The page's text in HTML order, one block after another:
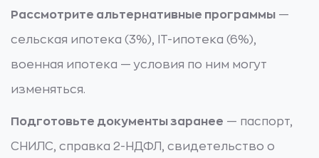
Рассмотрите альтернативные программы —
сельская ипотека (3%), IT-ипотека (6%),
военная ипотека — условия по ним могут
изменяться.
Подготовьте документы заранее — паспорт,
СНИЛС, справка 2-НДФЛ, свидетельство о